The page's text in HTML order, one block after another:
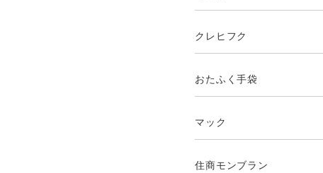
クレヒフク
おたふく手袋
マック
住商モンブラン